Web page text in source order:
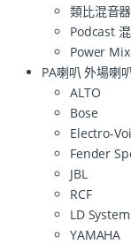
類比混音器
Podcast
Power
PA喇叭 外場喇
ALTO
Bose
Electro-
Fender
JBL
RCF
LD
YAMAHA